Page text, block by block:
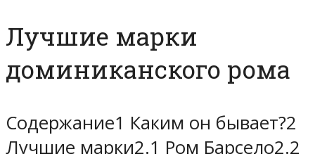
Лучшие марки
доминиканского рома
Содержание1 Каким он бывает?2
Лучшие марки2.1 Ром Барсело2.2